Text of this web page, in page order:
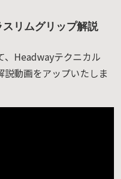
リムグリップ解説
、Headwayテクニカル
動画をアップいたしま